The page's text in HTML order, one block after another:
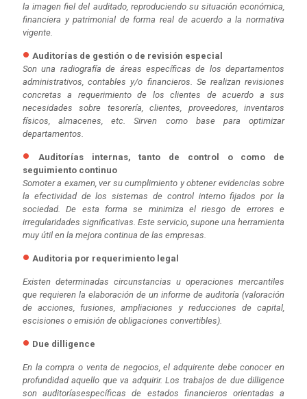
la imagen fiel del auditado, reproduciendo su situación económica,
financiera y patrimonial de forma real de acuerdo a la normativa
vigente.
Auditorías de gestión o de revisión especial
Son una radiografía de áreas específicas de los departamentos
administrativos, contables y/o financieros. Se realizan revisiones
concretas a requerimiento de los clientes de acuerdo a sus
necesidades sobre tesorería, clientes, proveedores, inventaros
físicos, almacenes, etc. Sirven como base para optimizar
departamentos.
Auditorías internas, tanto de control o como de
seguimiento continuo
Somoter a examen, ver su cumplimiento y obtener evidencias sobre
la efectividad de los sistemas de control interno fijados por la
sociedad. De esta forma se minimiza el riesgo de errores e
irregularidades significativas. Este servicio, supone una herramienta
muy útil en la mejora continua de las empresas.
Auditoria por requerimiento legal
Existen determinadas circunstancias u operaciones mercantiles
que requieren la elaboración de un informe de auditoría (valoración
de acciones, fusiones, ampliaciones y reducciones de capital,
escisiones o emisión de obligaciones convertibles).
Due dilligence
En la compra o venta de negocios, el adquirente debe conocer en
profundidad aquello que va adquirir. Los trabajos de due dilligence
son auditoríasespecíficas de estados financieros orientadas a